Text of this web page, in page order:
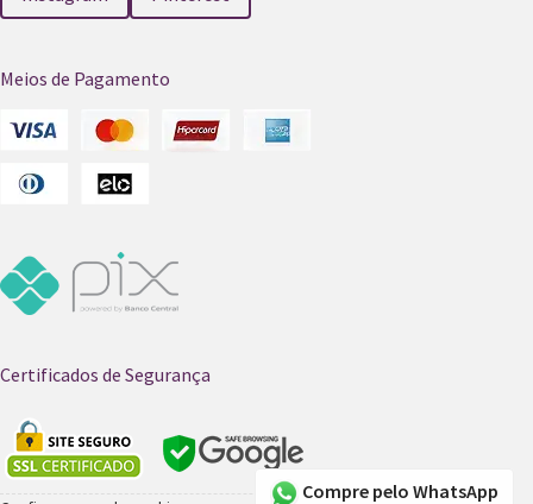
Meios de Pagamento
Certificados de Segurança
Compre pelo WhatsApp